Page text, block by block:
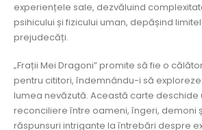
experiențele sale, dezvăluind
psihicului și fizicului uman, depășind
prejudecăți.
„Frații Mei Dragoni” promite să fie o
pentru cititori, îndemnându-i să
lumea nevăzută. Această carte deschide
reconciliere între oameni, îngeri, demoni
răspunsuri intrigante la întrebări despre